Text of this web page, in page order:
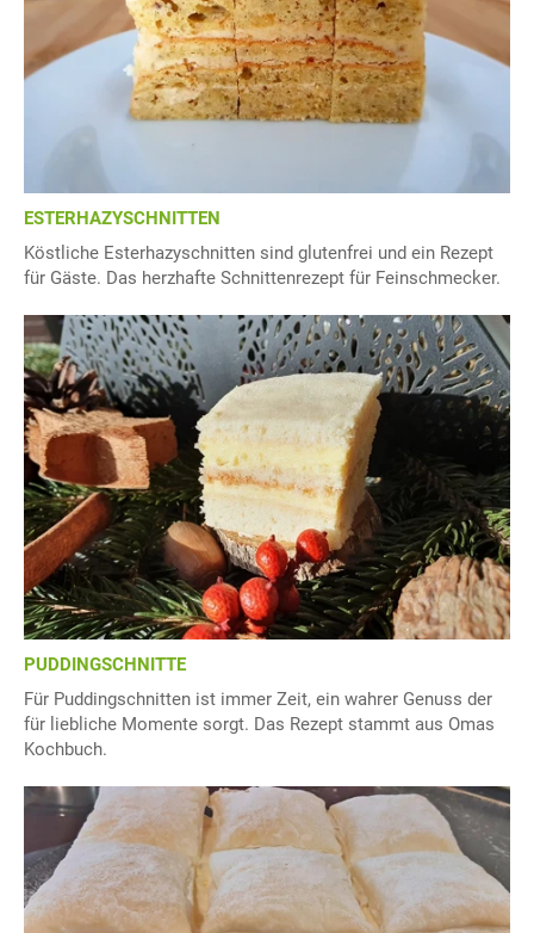
ESTERHAZYSCHNITTEN
Köstliche Esterhazyschnitten sind glutenfrei und ein Rezept
für Gäste. Das herzhafte Schnittenrezept für Feinschmecker.
PUDDINGSCHNITTE
Für Puddingschnitten ist immer Zeit, ein wahrer Genuss der
für liebliche Momente sorgt. Das Rezept stammt aus Omas
Kochbuch.